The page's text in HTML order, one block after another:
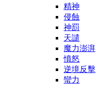
精神
侵蝕
神罰
天譴
魔力澎湃
憤怒
逆境反擊
蠻力